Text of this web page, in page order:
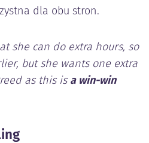
dla obu stron.
she can do extra hours, so
but she wants one extra
as this isa win-win